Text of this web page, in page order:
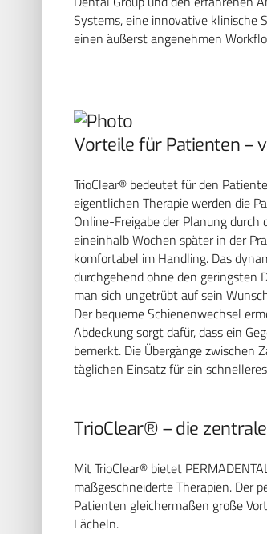
Systems, eine innovative klinische
einen äußerst angenehmen
Vorteile für Patienten –
TrioClear® bedeutet für den
eigentlichen Therapie werden die
Online-Freigabe der Planung
eineinhalb Wochen später in der
komfortabel im Handling. Das
durchgehend ohne den geringsten
man sich ungetrübt auf sein
Der bequeme Schienenwechsel
Abdeckung sorgt dafür, dass ein
bemerkt. Die Übergänge zwischen
täglichen Einsatz für ein
TrioClear® – die
Mit TrioClear® bietet
maßgeschneiderte Therapien. Der
Patienten gleichermaßen große
Lächeln.